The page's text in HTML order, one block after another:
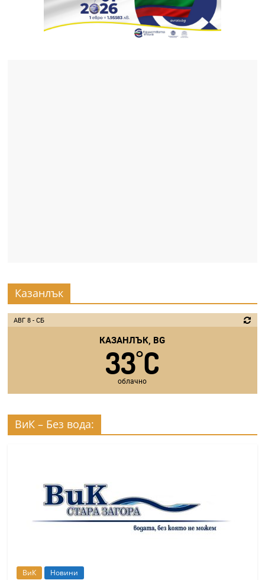
Казанлък
АВГ 8 - СБ
КАЗАНЛЪК, BG
33°C
облачно
ВиК – Без вода:
ВиК Новини